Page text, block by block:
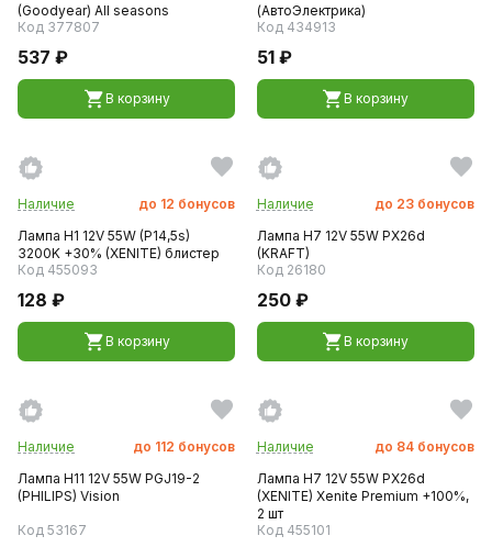
(Goodyear) All seasons
Код 377807
537 ₽
В корзину
(АвтоЭлектрика)
Код 434913
51 ₽
В корзину
Наличие до 12 бонусов
Лампа H1 12V 55W (P14,5s)
3200K +30% (XENITE) блистер
Код 455093
128 ₽
В корзину
Наличие до 23 бонусов
Лампа H7 12V 55W PX26d
(KRAFT)
Код 26180
250 ₽
В корзину
Наличие до 112 бонусов
Лампа H11 12V 55W PGJ19-2
(PНILIPS) Vision
Код 53167
Наличие до 84 бонусов
Лампа H7 12V 55W PX26d
(XENITE) Xenite Premium +100%,
2 шт
Код 455101